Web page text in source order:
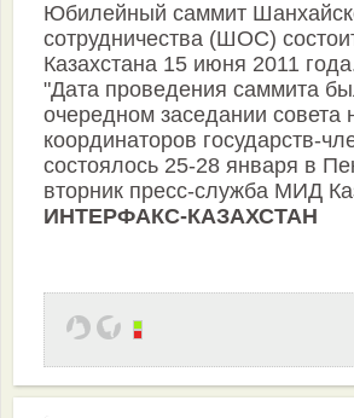
Юбилейный саммит
сотрудничества (ШОС)
Казахстана 15 июня 2011
"Дата проведения саммита
очередном заседании совета
координаторов государств-
состоялось 25-28 января в
вторник пресс-служба МИД
ИНТЕРФАКС-КАЗАХСТАН